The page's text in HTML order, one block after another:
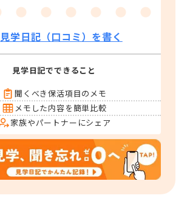
見学日記（口コミ）を書く
見学日記でできること
聞くべき保活項目のメモ
メモした内容を簡単比較
家族やパートナーにシェア